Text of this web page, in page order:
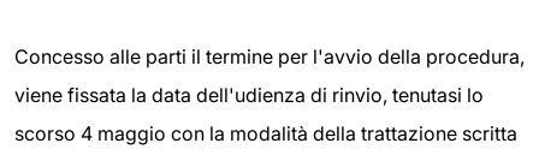
Concesso alle parti il termine per l'avvio della procedura,
viene fissata la data dell'udienza di rinvio, tenutasi lo
scorso 4 maggio con la modalità della trattazione scritta